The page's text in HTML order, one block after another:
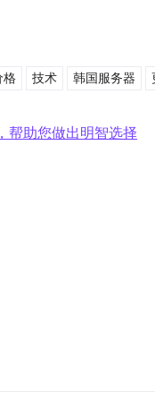
格 技术 韩国服务器
帮助您做出明智选择